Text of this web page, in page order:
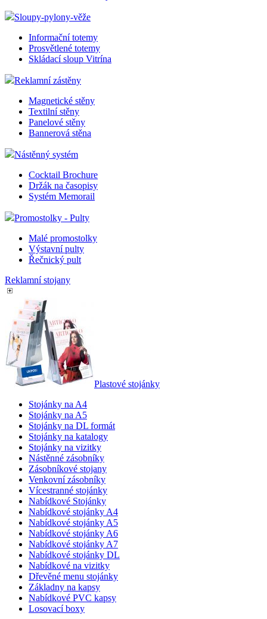
Sloupy-pylony-věže
Informační totemy
Prosvětlené totemy
Skládací sloup Vitrína
Reklamní zástěny
Magnetické stěny
Textilní stěny
Panelové stěny
Bannerová stěna
Nástěnný systém
Cocktail Brochure
Držák na časopisy
Systém Memorail
Promostolky - Pulty
Malé promostolky
Výstavní pulty
Řečnický pult
Reklamní stojany
Plastové stojánky
Stojánky na A4
Stojánky na A5
Stojánky na DL formát
Stojánky na katalogy
Stojánky na vizitky
Nástěnné zásobníky
Zásobníkové stojany
Venkovní zásobníky
Vícestranné stojánky
Nabídkové Stojánky
Nabídkové stojánky A4
Nabídkové stojánky A5
Nabídkové stojánky A6
Nabídkové stojánky A7
Nabídkové stojánky DL
Nabídkové na vizitky
Dřevěné menu stojánky
Základny na kapsy
Nabídkové PVC kapsy
Losovací boxy